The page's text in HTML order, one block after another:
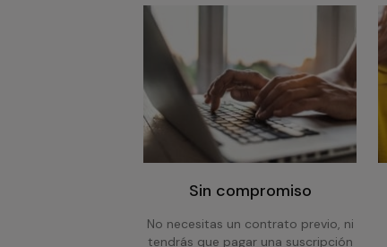
Sin compromiso
No necesitas un contrato previo, ni
tendrás que pagar una suscripción